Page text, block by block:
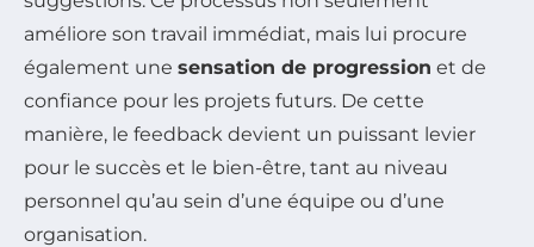
améliore son travail immédiat, mais lui procure
également une sensation de progression et de
confiance pour les projets futurs. De cette
manière, le feedback devient un puissant levier
pour le succès et le bien-être, tant au niveau
personnel qu’au sein d’une équipe ou d’une
organisation.